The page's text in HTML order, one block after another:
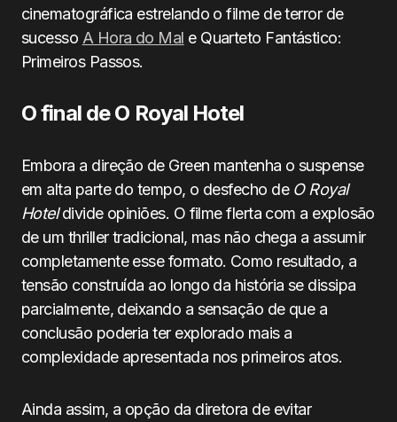
cinematográfica estrelando o filme de terror de
sucesso A Hora do Mal e Quarteto Fantástico:
Primeiros Passos.
O final de O Royal Hotel
Embora a direção de Green mantenha o suspense
em alta parte do tempo, o desfecho de O Royal
Hoteldivide opiniões. O filme flerta com a explosão
de um thriller tradicional, mas não chega a assumir
completamente esse formato. Como resultado, a
tensão construída ao longo da história se dissipa
parcialmente, deixando a sensação de que a
conclusão poderia ter explorado mais a
complexidade apresentada nos primeiros atos.
Ainda assim, a opção da diretora de evitar